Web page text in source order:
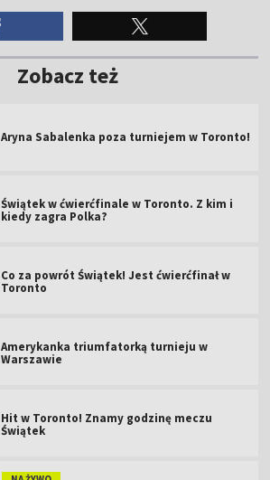
Zobacz też
Aryna Sabalenka poza turniejem w Toronto!
Świątek w ćwierćfinale w Toronto. Z kim i
kiedy zagra Polka?
Co za powrót Świątek! Jest ćwierćfinał w
Toronto
Amerykanka triumfatorką turnieju w
Warszawie
Hit w Toronto! Znamy godzinę meczu
Świątek